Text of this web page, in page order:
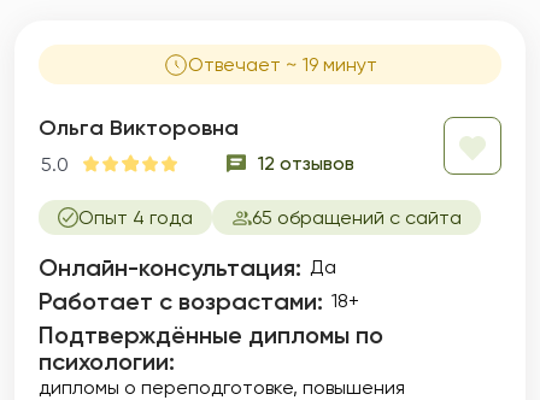
Отвечает ~ 19 минут
Ольга Викторовна
5.0 12 отзывов
Опыт 4 года 65 обращений с сайта
Онлайн-консультация: Да
Работает с возрастами: 18+
Подтверждённые дипломы по
психологии:
дипломы о переподготовке повышения